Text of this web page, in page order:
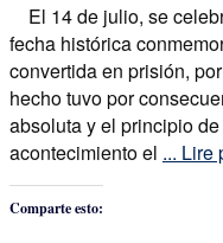
El 14 de julio, se
fecha histórica
convertida en prisión,
hecho tuvo por
absoluta y el principio
acontecimiento el ... Lire
Comparte esto: